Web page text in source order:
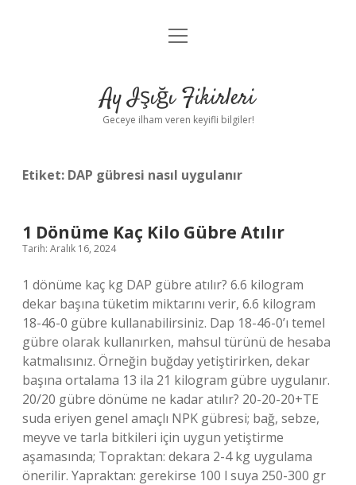
Anasayfa
Yasal Uyarı
menüyü
Ay Işığı Fikirleri
Geceye ilham veren keyifli bilgiler!
Etiket: DAP gübresi nasıl uygulanır
1 Dönüme Kaç Kilo Gübre Atılır
Tarih: Aralık 16, 2024
1 dönüme kaç kg DAP gübre atılır? 6.6 kilogram
dekar başına tüketim miktarını verir, 6.6 kilogram
18-46-0 gübre kullanabilirsiniz. Dap 18-46-0’ı temel
gübre olarak kullanırken, mahsul türünü de hesaba
katmalısınız. Örneğin buğday yetiştirirken, dekar
başına ortalama 13 ila 21 kilogram gübre uygulanır.
20/20 gübre dönüme ne kadar atılır? 20-20-20+TE
suda eriyen genel amaçlı NPK gübresi; bağ, sebze,
meyve ve tarla bitkileri için uygun yetiştirme
aşamasında; Topraktan: dekara 2-4 kg uygulama
önerilir. Yapraktan: gerekirse 100 l suya 250-300 gr